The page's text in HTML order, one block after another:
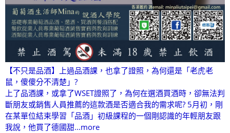
【不只是品酒】上過品酒課，也拿了證照，為何還是「老虎老
鼠，傻傻分不清楚」?
上了品酒課，或拿了WSET證照了，為何在選酒買酒時，卻無法判
斷朋友或銷售人員推薦的這款酒是否適合我的需求呢? 5月初，剛
在某單位結束學習「品酒」初級課程的一個剛認識的年輕朋友跟
我說，他買了德國甜...more